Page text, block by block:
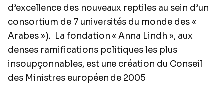
d’excellence des nouveaux reptiles au sein d’un
consortium de 7 universités du monde des «
Arabes »). La fondation « Anna Lindh », aux
denses ramifications politiques les plus
insoupçonnables, est une création du Conseil
des Ministres européen de 2005